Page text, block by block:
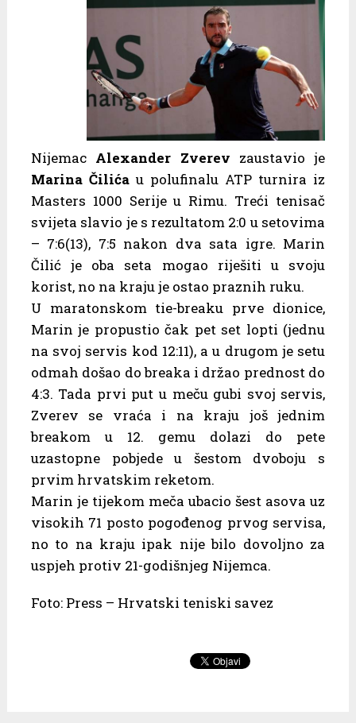
Nijemac Alexander Zverev zaustavio je
Marina Čilićau polufinalu ATP turnira iz
Masters 1000 Serije u Rimu. Treći tenisač
svijeta slavio je s rezultatom 2:0 u setovima
– 7:6(13), 7:5 nakon dva sata igre. Marin
Čilić je oba seta mogao riješiti u svoju
korist, no na kraju je ostao praznih ruku.
U maratonskom tie-breaku prve dionice,
Marin je propustio čak pet set lopti (jednu
na svoj servis kod 12:11), a u drugom je setu
odmah došao do breaka i držao prednost do
4:3. Tada prvi put u meču gubi svoj servis,
Zverev se vraća i na kraju još jednim
breakom u 12. gemu dolazi do pete
uzastopne pobjede u šestom dvoboju s
prvim hrvatskim reketom.
Marin je tijekom meča ubacio šest asova uz
visokih 71 posto pogođenog prvog servisa,
no to na kraju ipak nije bilo dovoljno za
uspjeh protiv 21-godišnjeg Nijemca.
Foto: Press – Hrvatski teniski savez